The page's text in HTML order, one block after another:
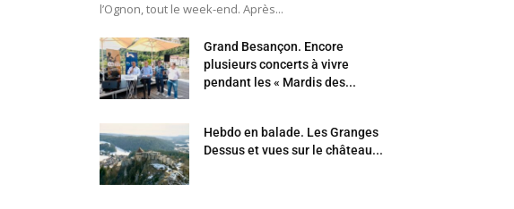
l’Ognon, tout le week-end. Après...
Grand Besançon. Encore
plusieurs concerts à vivre
pendant les « Mardis des...
Hebdo en balade. Les Granges
Dessus et vues sur le château...